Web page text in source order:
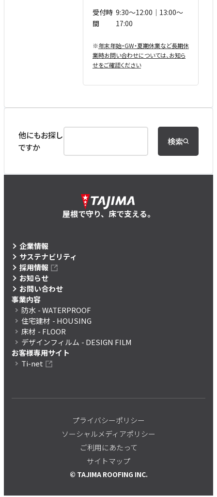
受付時
間
9:30〜12:00｜13:00〜
17:00
※年末年始・GW・夏期休業など⻑期休
業時お問い合わせについては、お知ら
せをご確認ください
他にもお探し
ですか
検索
屋根で守り、床で支える。
企業情報
サステナビリティ
採用情報
お知らせ
お問い合わせ
事業内容
防水 - WATERPROOF
住宅建材 - HOUSING
床材 - FLOOR
デザインフィルム - DESIGN FILM
お客様専用サイト
Ti-net
プライバシーポリシー
ソーシャルメディアポリシー
ご利用にあたって
サイトマップ
© TAJIMA ROOFING INC.